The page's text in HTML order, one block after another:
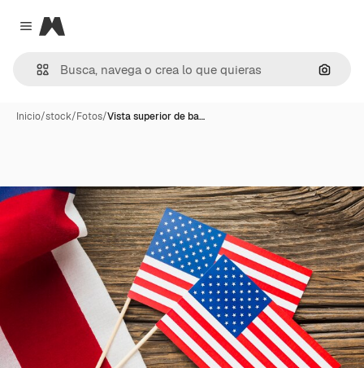
Close menu
Magnific
Inicio/stock/Fotos/Vista superior de ba…